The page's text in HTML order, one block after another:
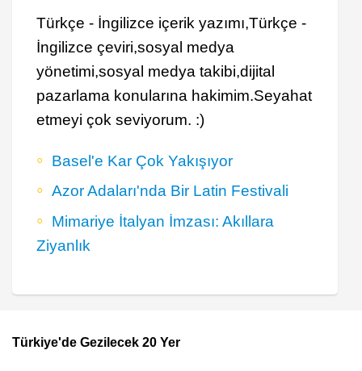
Türkçe - İngilizce içerik yazımı,Türkçe -
İngilizce çeviri,sosyal medya
yönetimi,sosyal medya takibi,dijital
pazarlama konularına hakimim.Seyahat
etmeyi çok seviyorum. :)
Basel'e Kar Çok Yakışıyor
Azor Adaları'nda ​Bir Latin Festivali
Mimariye İtalyan İmzası: Akıllara
Ziyanlık
Türkiye'de Gezilecek 20 Yer